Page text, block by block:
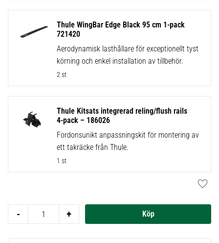
Thule WingBar Edge Black 95 cm 1-pack
721420
Aerodynamisk lasthållare för exceptionellt tyst
körning och enkel installation av tillbehör.
2 st
Thule Kitsats integrerad reling/flush rails
4-pack – 186026
Fordonsunikt anpassningskit för montering av
ett takräcke från Thule.
1 st
+
-